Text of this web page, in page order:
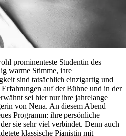
prominenteste Studentin des
warme Stimme, ihre
sind tatsächlich einzigartig und
auf der Bühne und in der
sei hier nur ihre jahrelange
von Nena. An diesem Abend
Programm: ihre persönliche
sie sehr viel verbindet. Denn auch
klassische Pianistin mit